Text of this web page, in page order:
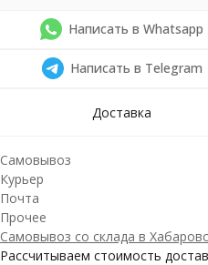
Написать в Whatsapp
Написать в Telegram
Доставка
Самовывоз
Курьер
Почта
Прочее
Самовывоз со склада в
Рассчитываем стоимость